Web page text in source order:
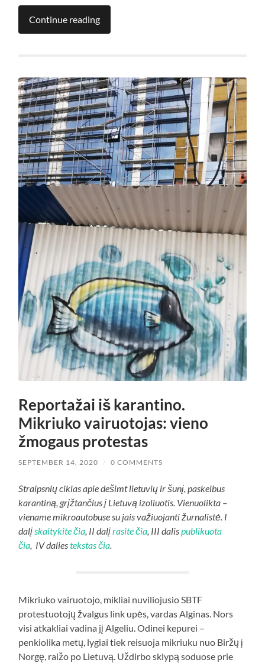
Continue reading
Reportažai iš karantino.
Mikriuko vairuotojas: vieno
žmogaus protestas
SEPTEMBER 14, 2020 / 0 COMMENTS
Straipsnių ciklas apie dešimt lietuvių ir šunį, paskelbus
karantiną, grįžtančius į Lietuvą izoliuotis. Vienuolikta –
viename mikroautobuse su jais važiuojanti žurnalistė. I
dalįskaitykite čia, II dalįrasite čia, III dalispublikuota
čia, IV daliestekstas čia.
Mikriuko vairuotojo, mikliai nuviliojusio SBTF
protestuotojų žvalgus link upės, vardas Alginas. Nors
visi atkakliai vadina jį Algeliu. Odinei kepurei –
penkiolika metų, lygiai tiek reisuoja mikriuku nuo Biržų į
Norgę, raižo po Lietuvą. Uždirbo sklypą soduose prie